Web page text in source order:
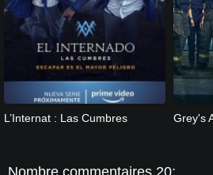
L’Internat : Las Cumbres Grey's